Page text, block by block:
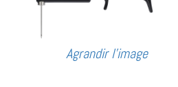
Agrandir l'image